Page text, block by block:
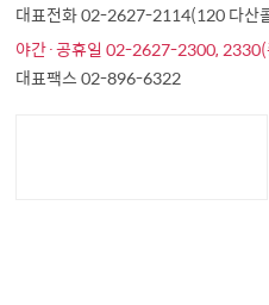
대표전화 02-2627-2114(120 다산
야간·공휴일 02-2627-2300, 2330(
대표팩스 02-896-6322